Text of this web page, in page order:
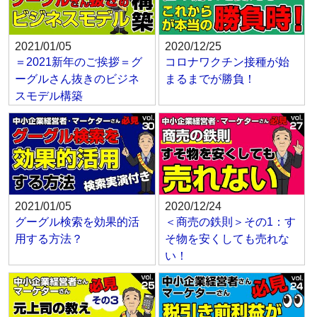
2021/01/05
＝2021新年のご挨拶＝グ
ーグルさん抜きのビジネ
スモデル構築
2020/12/25
コロナワクチン接種が始
まるまでが勝負！
2021/01/05
グーグル検索を効果的活
用する方法？
2020/12/24
＜商売の鉄則＞その1：す
そ物を安くしても売れな
い！